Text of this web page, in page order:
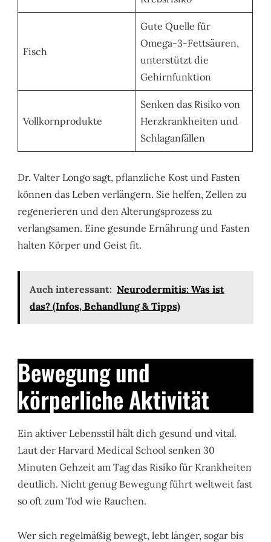
Fisch
Gute Quelle für
Omega-3-Fettsäuren,
unterstützt die
Gehirnfunktion
Vollkornprodukte
Senken das Risiko von
Herzkrankheiten und
Schlaganfällen
Dr. Valter Longo sagt, pflanzliche Kost und Fasten
können das Leben verlängern. Sie helfen, Zellen zu
regenerieren und den Alterungsprozess zu
verlangsamen. Eine gesunde Ernährung und Fasten
halten Körper und Geist fit.
Auch interessant: Neurodermitis: Was ist
das? (Infos, Behandlung & Tipps)
Bewegung und
körperliche Aktivität
Ein aktiver Lebensstil hält dich gesund und vital.
Laut der Harvard Medical School senken 30
Minuten Gehzeit am Tag das Risiko für Krankheiten
deutlich. Nicht genug Bewegung führt weltweit fast
so oft zum Tod wie Rauchen.
Wer sich regelmäßig bewegt, lebt länger, sogar bis